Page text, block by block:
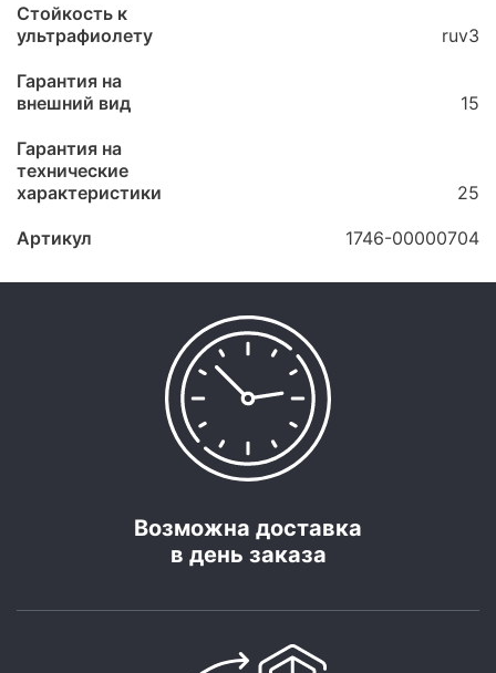
Стойкость к
ультрафиолету
ruv3
Гарантия на
внешний вид
15
Гарантия на
технические
характеристики
25
Артикул 1746-00000704
Возможна доставка
в день заказа